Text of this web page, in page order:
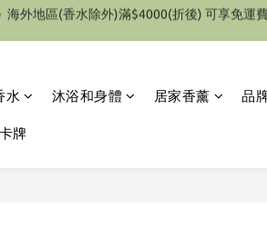
享有9折優惠(部份產品除外）
水 沐浴和身體 居家香薰 品
卡牌